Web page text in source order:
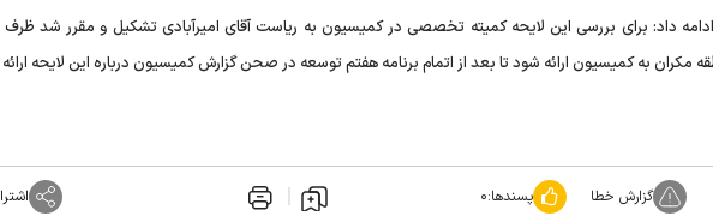
داد: برای بررسی این لایحه کمیته تخصصی در کمیسیون به ریاست آقای امیرآبادی تشکیل و مقرر شد
مکران به کمیسیون ارائه شود تا بعد از اتمام برنامه هفتم توسعه در صحن گزارش کمیسیون درباره این لایحه
گزارش خطا پسندها:۰